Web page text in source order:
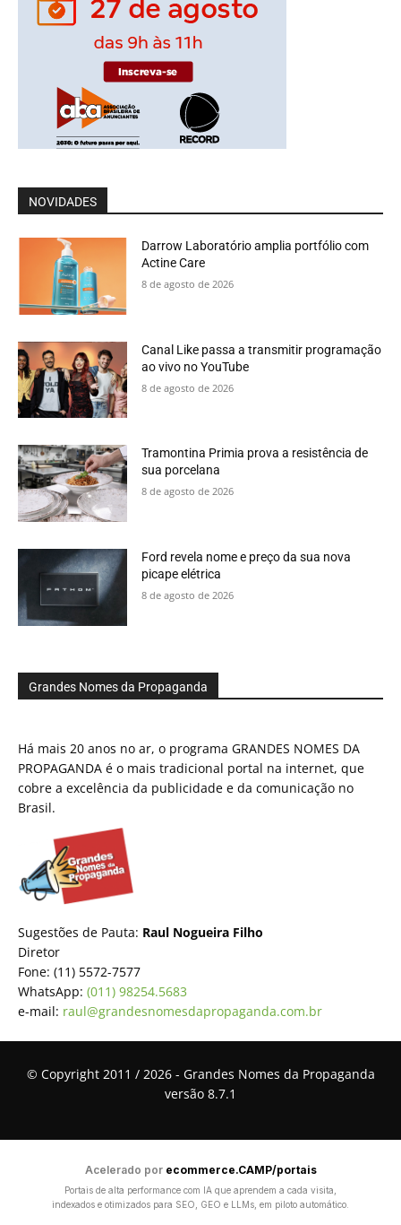
NOVIDADES
Darrow Laboratório amplia portfólio com
Actine Care
8 de agosto de 2026
Canal Like passa a transmitir programação
ao vivo no YouTube
8 de agosto de 2026
Tramontina Primia prova a resistência de
sua porcelana
8 de agosto de 2026
Ford revela nome e preço da sua nova
picape elétrica
8 de agosto de 2026
Grandes Nomes da Propaganda
Há mais 20 anos no ar, o programa GRANDES NOMES DA
PROPAGANDA é o mais tradicional portal na internet, que
cobre a excelência da publicidade e da comunicação no
Brasil.
Sugestões de Pauta: Raul Nogueira Filho
Diretor
Fone: (11) 5572-7577
WhatsApp: (011) 98254.5683
e-mail: raul@grandesnomesdapropaganda.com.br
© Copyright 2011 / 2026 - Grandes Nomes da Propaganda
versão 8.7.1
Acelerado por ecommerce.CAMP/portais
Portais de alta performance com IA que aprendem a cada visita,
indexados e otimizados para SEO, GEO e LLMs, em piloto automático.